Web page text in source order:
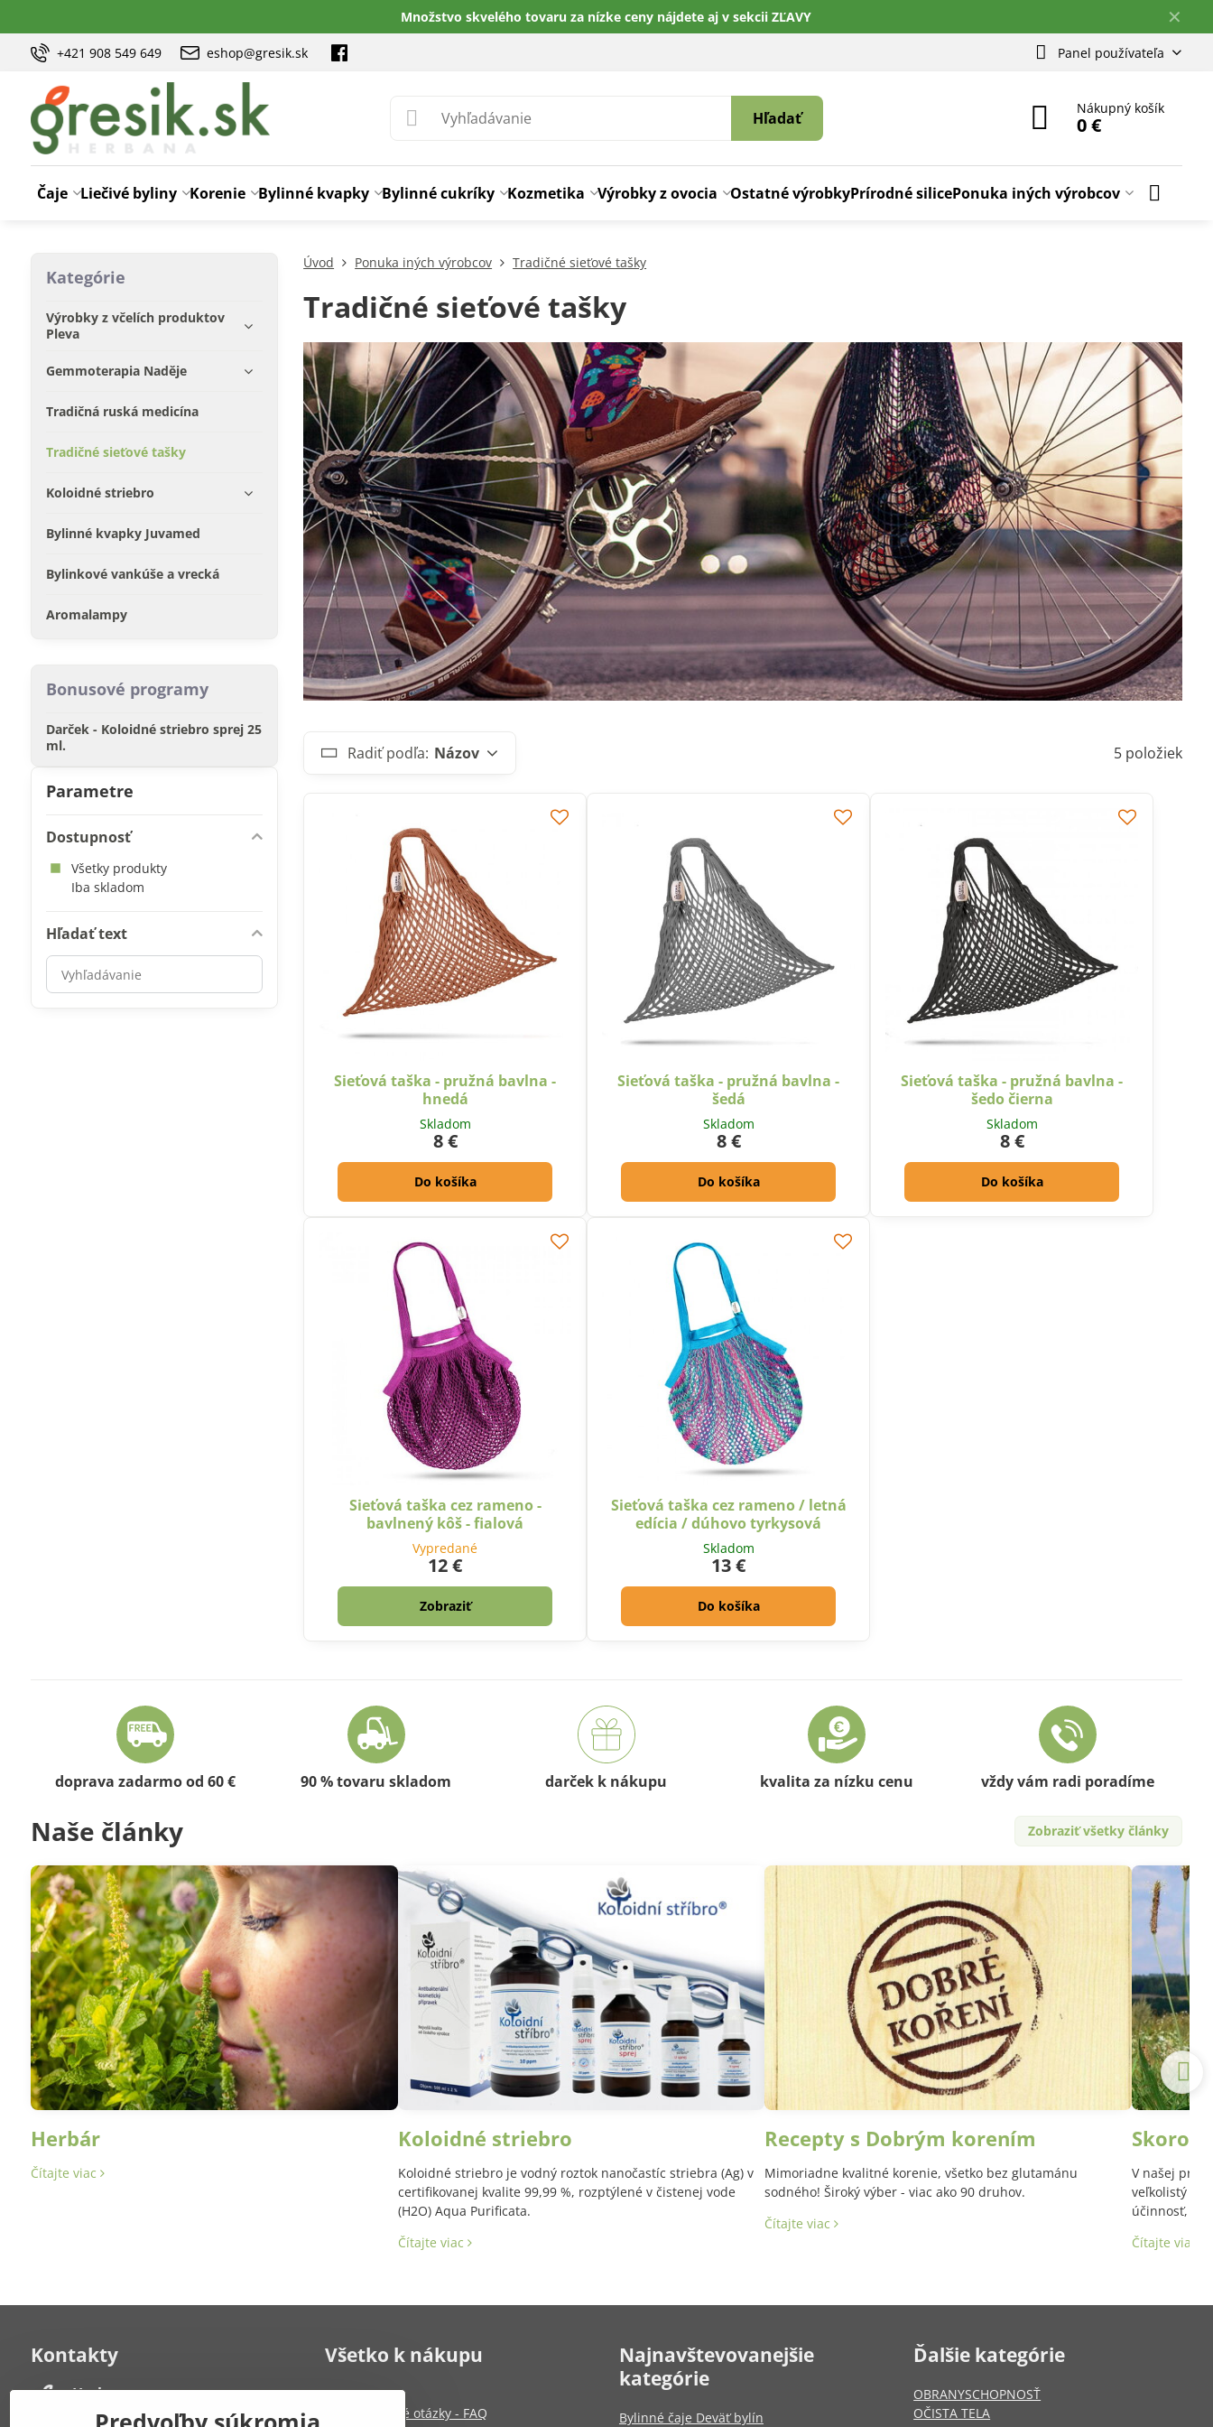
✕
Množstvo skvelého tovaru za nízke ceny nájdete aj v sekcii ZĽAVY
+421 908 549 649 eshop@gresik.sk Panel používateľa
Hľadať
Nákupný košík
0 €
Čaje Liečivé byliny Korenie Bylinné kvapky Bylinné cukríky Kozmetika Výrobky z ovocia Ostatné výrobkyPrírodné silicePonuka iných výrobcov
Úvod Ponuka iných výrobcov Tradičné sieťové tašky
Tradičné sieťové tašky
Radiť podľa: Názov 5 položiek
Sieťová taška - pružná bavlna -
hnedá
Skladom
8 €
Do košíka
Sieťová taška - pružná bavlna -
šedá
Skladom
8 €
Do košíka
Sieťová taška - pružná bavlna -
šedo čierna
Skladom
8 €
Do košíka
Sieťová taška cez rameno -
bavlnený kôš - fialová
Vypredané
12 €
Zobraziť
Sieťová taška cez rameno / letná
edícia / dúhovo tyrkysová
Skladom
13 €
Do košíka
Parametre
Dostupnosť
Všetky produkty
Iba skladom
Hľadať text
Prehľadať
výsledky
Kategórie
Výrobky z včelích produktov
Pleva
Gemmoterapia Naděje
Tradičná ruská medicína
Tradičné sieťové tašky
Koloidné striebro
Bylinné kvapky Juvamed
Bylinkové vankúše a vrecká
Aromalampy
Bonusové programy
Darček - Koloidné striebro sprej 25
ml.
doprava zadarmo od 60 € 90 % tovaru skladom darček k nákupu kvalita za nízku cenu vždy vám radi poradíme
Naše články
Herbár
Čítajte viac
Koloidné striebro
Koloidné striebro je vodný roztok nanočastíc striebra (Ag) v
certifikovanej kvalite 99,99 %, rozptýlené v čistenej vode
(H2O) Aqua Purificata.
Čítajte viac
Recepty s Dobrým korením
Mimoriadne kvalitné korenie, všetko bez glutamánu
sodného! Široký výber - viac ako 90 druhov.
Čítajte viac
V našej
veľkolistý a
účinnosť, aj
Čítajte viac
Zobraziť všetky články
Kontakty
Herbana, s​.r​.o​.
Strelecká 6
Všetko k nákupu
Kontakt
Často kladené otázky - FAQ
Najnavštevovanejšie
kategórie
Bylinné čaje Deväť bylín
Ďalšie kategórie
OBRANYSCHOPNOSŤ
OČISTA TELA